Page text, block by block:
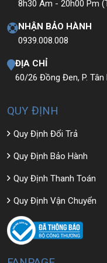
8h30 Am - 20h00 Pm
NHẬN BẢO HÀNH
0939.008.008
ĐỊA CHỈ
60/26 Đồng Đen, P. Tân
QUY ĐỊNH
Quy Định Đổi Trả
Quy Định Bảo Hành
Quy Định Thanh Toán
Quy Định Vận Chuyển